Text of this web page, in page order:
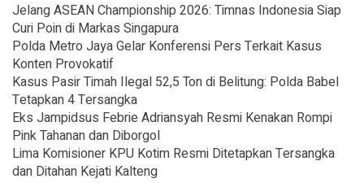
Jelang ASEAN Championship 2026: Timnas Indonesia Siap
Curi Poin di Markas Singapura
Polda Metro Jaya Gelar Konferensi Pers Terkait Kasus
Konten Provokatif
Kasus Pasir Timah Ilegal 52,5 Ton di Belitung: Polda Babel
Tetapkan 4 Tersangka
Eks Jampidsus Febrie Adriansyah Resmi Kenakan Rompi
Pink Tahanan dan Diborgol
Lima Komisioner KPU Kotim Resmi Ditetapkan Tersangka
dan Ditahan Kejati Kalteng